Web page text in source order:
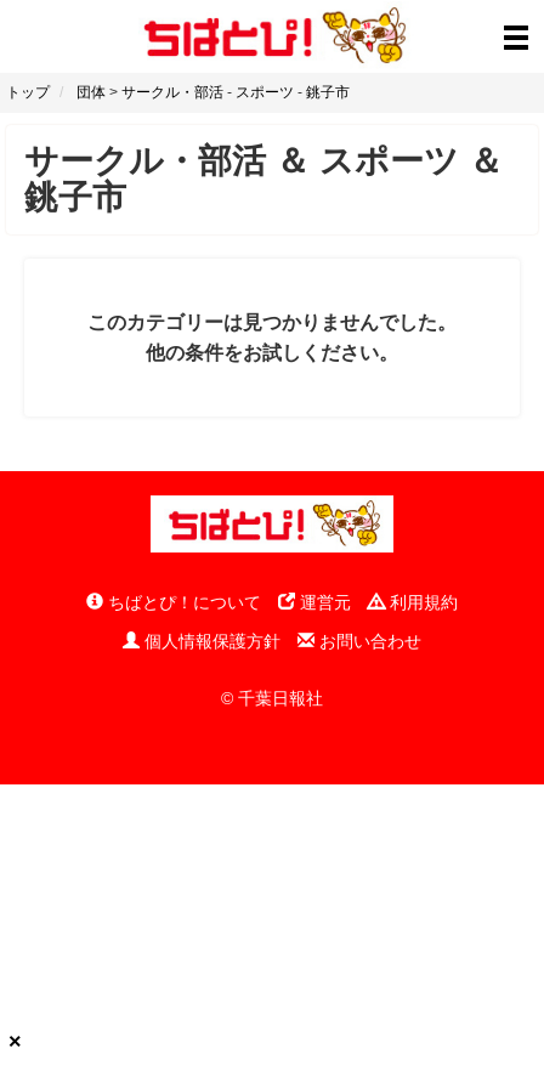
トップ 団体 > サークル・部活 - スポーツ - 銚子市
サークル・部活＆ スポーツ ＆
銚子市
このカテゴリーは見つかりませんでした。
他の条件をお試しください。
ちばとぴ！について 運営元
利用規約
個人情報保護方針
お問い合わせ
© 千葉日報社
×